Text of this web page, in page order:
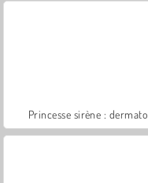
Princesse sirène : dermato